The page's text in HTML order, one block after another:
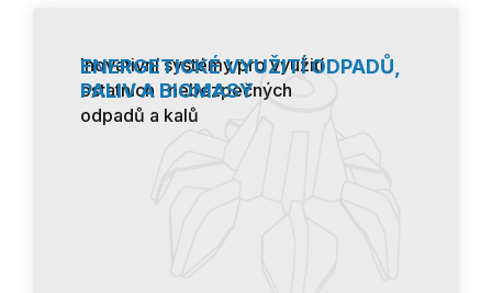
ENERGETICKÉ VYUŽITÍ ODPADŮ,
PALIV A BIOMASY
Inovativní systémy pro využití
ostatních i nebezpečných
odpadů a kalů